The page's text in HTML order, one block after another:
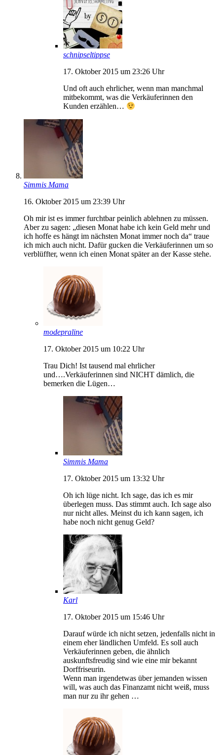
schnipseltippse
17. Oktober 2015 um 23:26 Uhr
Und oft auch ehrlicher, wenn man manchmal
mitbekommt, was die Verkäuferinnen den
Kunden erzählen…
Simmis Mama
16. Oktober 2015 um 23:39 Uhr
Oh mir ist es immer furchtbar peinlich ablehnen zu müssen.
Aber zu sagen: „diesen Monat habe ich kein Geld mehr und
ich hoffe es hängt im nächsten Monat immer noch da“ traue
ich mich auch nicht. Dafür gucken die Verkäuferinnen um so
verblüffter, wenn ich einen Monat später an der Kasse stehe.
modepraline
17. Oktober 2015 um 10:22 Uhr
Trau Dich! Ist tausend mal ehrlicher
und….Verkäuferinnen sind NICHT dämlich, die
bemerken die Lügen…
Simmis Mama
17. Oktober 2015 um 13:32 Uhr
Oh ich lüge nicht. Ich sage, das ich es mir
überlegen muss. Das stimmt auch. Ich sage also
nur nicht alles. Meinst du ich kann sagen, ich
habe noch nicht genug Geld?
Karl
17. Oktober 2015 um 15:46 Uhr
Darauf würde ich nicht setzen, jedenfalls nicht in
einem eher ländlichen Umfeld. Es soll auch
Verkäuferinnen geben, die ähnlich
auskunftsfreudig sind wie eine mir bekannt
Dorffriseurin.
Wenn man irgendetwas über jemanden wissen
will, was auch das Finanzamt nicht weiß, muss
man nur zu ihr gehen …